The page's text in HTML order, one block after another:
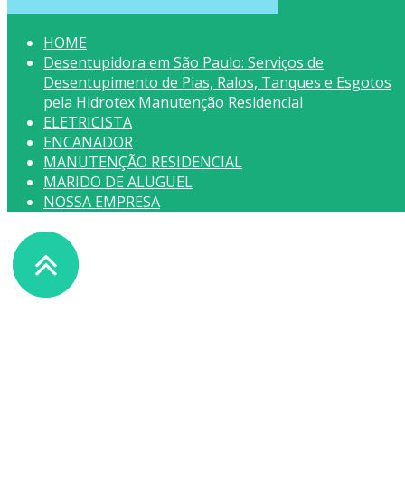
HOME
Desentupidora em São Paulo: Serviços de
Desentupimento de Pias, Ralos, Tanques e Esgotos
pela Hidrotex Manutenção Residencial
ELETRICISTA
ENCANADOR
MANUTENÇÃO RESIDENCIAL
MARIDO DE ALUGUEL
NOSSA EMPRESA